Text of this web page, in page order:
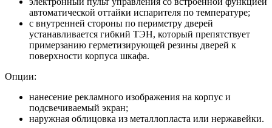
автоматической оттайки испарителя по температуре;
с внутренней стороны по периметру дверей
устанавливается гибкий ТЭН, который препятствует
примерзанию герметизирующей резины дверей к
поверхности корпуса шкафа.
Опции:
нанесение рекламного изображения на корпус и
подсвечиваемый экран;
наружная облицовка из металлопласта или нержавейки.